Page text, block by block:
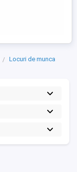
Locuri de munca